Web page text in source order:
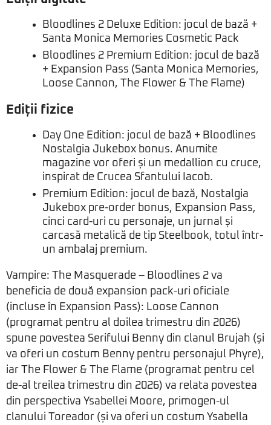
Bloodlines 2 Deluxe Edition: jocul de bază +
Santa Monica Memories Cosmetic Pack
Bloodlines 2 Premium Edition: jocul de bază
+ Expansion Pass (Santa Monica Memories,
Loose Cannon, The Flower & The Flame)
Ediții fizice
Day One Edition: jocul de bază + Bloodlines
Nostalgia Jukebox bonus. Anumite
magazine vor oferi și un medallion cu cruce,
inspirat de Crucea Sfantului Iacob.
Premium Edition: jocul de bază, Nostalgia
Jukebox pre-order bonus, Expansion Pass,
cinci card-uri cu personaje, un jurnal și
carcasă metalică de tip Steelbook, totul într-
un ambalaj premium.
Vampire: The Masquerade – Bloodlines 2 va
beneficia de două expansion pack-uri oficiale
(incluse în Expansion Pass): Loose Cannon
(programat pentru al doilea trimestru din 2026)
spune povestea Serifului Benny din clanul Brujah (și
va oferi un costum Benny pentru personajul Phyre),
iar The Flower & The Flame (programat pentru cel
de-al treilea trimestru din 2026) va relata povestea
din perspectiva Ysabellei Moore, primogen-ul
clanului Toreador (și va oferi un costum Ysabella